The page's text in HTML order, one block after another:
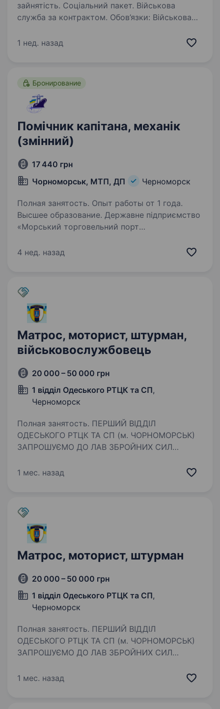
зайнятість. Соціальний пакет. Військова
служба за контрактом. Обов’язки: Військова
1 нед. назад
Бронирование
Помічник капітана, механік
(змінний)
17 440 грн
Чорноморськ, МТП, ДП
Черноморск
Полная занятость. Опыт работы от 1 года.
Высшее образование. Державне підприємство
«Морський торговельний порт
змінного помічника капітана — змінного
4 нед. назад
Матрос, моторист, штурман,
військовослужбовець
20 000 – 50 000 грн
1 відділ Одеського РТЦК та СП,
Черноморск
Полная занятость. ПЕРШИЙ ВІДДІЛ
ОДЕСЬКОГО РТЦК ТА СП (м. ЧОРНОМОРСЬК)
ЗАПРОШУЄМО ДО ЛАВ ЗБРОЙНИХ СИЛ
моторист, штурман, військовослужбовець
1 мес. назад
Матрос, моторист, штурман
20 000 – 50 000 грн
1 відділ Одеського РТЦК та СП,
Черноморск
Полная занятость. ПЕРШИЙ ВІДДІЛ
ОДЕСЬКОГО РТЦК ТА СП (м. ЧОРНОМОРСЬК)
ЗАПРОШУЄМО ДО ЛАВ ЗБРОЙНИХ СИЛ
моторист, штурман Гарантуємо: Гідне
1 мес. назад